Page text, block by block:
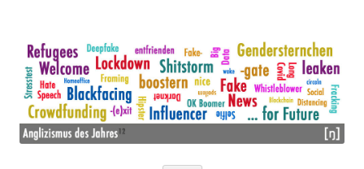
ANGLIZISMUS DES JAHRES